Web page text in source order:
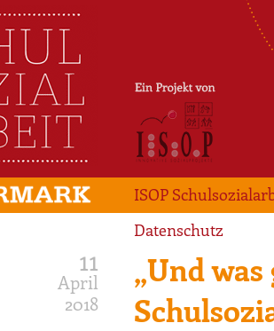
ISOP
Datenschutz
11
April
2018
„Und